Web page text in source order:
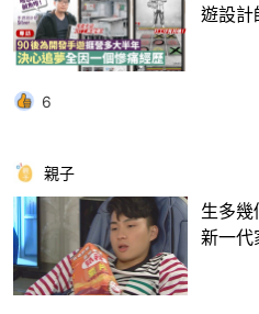
遊設
6
親子
生多幾
新一代